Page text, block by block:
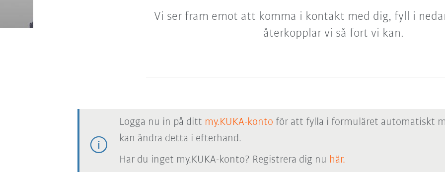
Vi ser fram emot att komma i kontakt med dig, fyll i
återkopplar vi så fort vi kan.
Logga nu in på ditt my.KUKA-konto för att fylla i formuläret automatiskt
kan ändra detta i efterhand.
Har du inget my.KUKA-konto? Registrera dig nu här.